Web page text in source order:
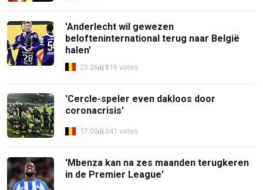
'Anderlecht wil gewezen
belofteninternational terug naar België
halen'
23:26 816 votes
'Cercle-speler even dakloos door
coronacrisis'
17:00 341 votes
'Mbenza kan na zes maanden terugkeren
in de Premier League'